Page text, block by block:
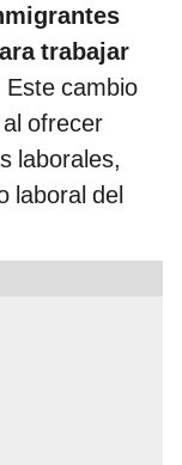
trabajar
Este cambio
ofrecer
laborales,
laboral del